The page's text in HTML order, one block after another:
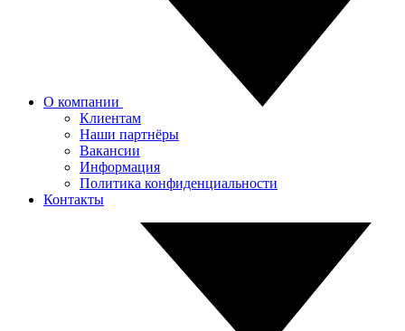
О компании
Клиентам
Наши партнёры
Вакансии
Информация
Политика конфиденциальности
Контакты